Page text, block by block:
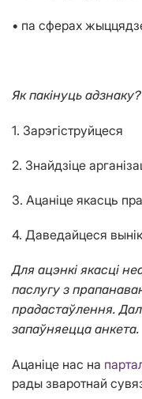
• па сферах
Як пакінуць адзнаку?
1. Зарэгіструйцеся
2. Знайдзіце
3. Ацаніце якасць
4. Даведайцеся
Для ацэнкі якасці
паслугу з
прадастаўлення.
запаўняецца анкета.
Ацаніце нас на
рады зваротнай